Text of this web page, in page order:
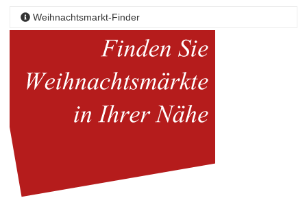
Weihnachtsmarkt-Finder